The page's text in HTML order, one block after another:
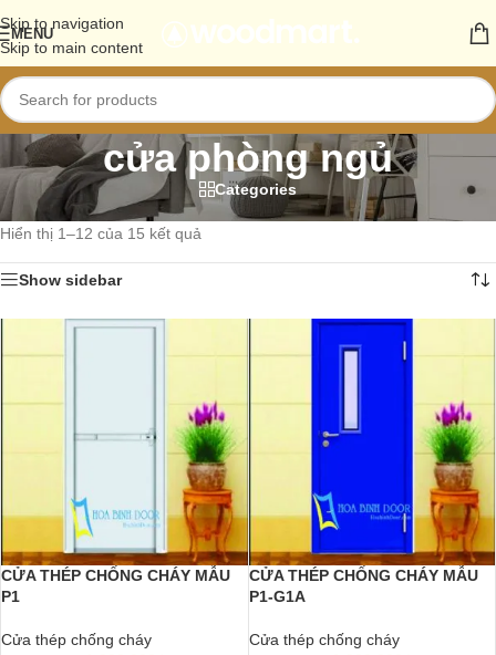
Skip to navigation
Skip to main content
MENU
cửa phòng ngủ
Categories
Trang chủ /Sản phẩm
Sản phẩm được gắn thẻ “cửa phòng ngủ”
Hiển thị 1–12 của 15 kết quả
Show sidebar
CỬA THÉP CHỐNG CHÁY MẪU
P1
Cửa thép chống cháy
CỬA THÉP CHỐNG CHÁY MẪU
P1-G1A
Cửa thép chống cháy